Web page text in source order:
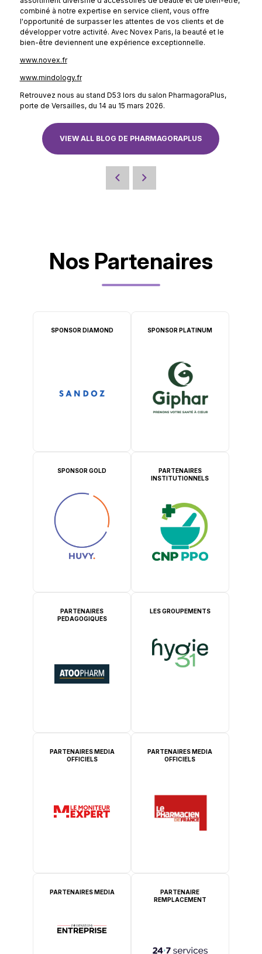
combiné à notre expertise en service client, vous offre
l'opportunité de surpasser les attentes de vos clients et de
développer votre activité. Avec Novex Paris, la beauté et le
bien-être deviennent une expérience exceptionnelle.
www.novex.fr
www.mindology.fr
Retrouvez nous au stand D53 lors du salon PharmagoraPlus,
porte de Versailles, du 14 au 15 mars 2026.
VIEW ALL BLOG DE PHARMAGORAPLUS
Nos Partenaires
SPONSOR DIAMOND SPONSOR PLATINUM
SPONSOR GOLD
PARTENAIRES
INSTITUTIONNELS
PARTENAIRES
PEDAGOGIQUES
LES GROUPEMENTS
PARTENAIRES MEDIA
OFFICIELS
PARTENAIRES MEDIA
OFFICIELS
PARTENAIRES MEDIA
PARTENAIRE
REMPLACEMENT